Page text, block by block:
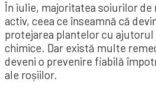
În iulie, majoritatea soiurilor de
activ, ceea ce înseamnă că
protejarea plantelor cu
chimice. Dar există multe
deveni o prevenire fiabilă
ale roșiilor.